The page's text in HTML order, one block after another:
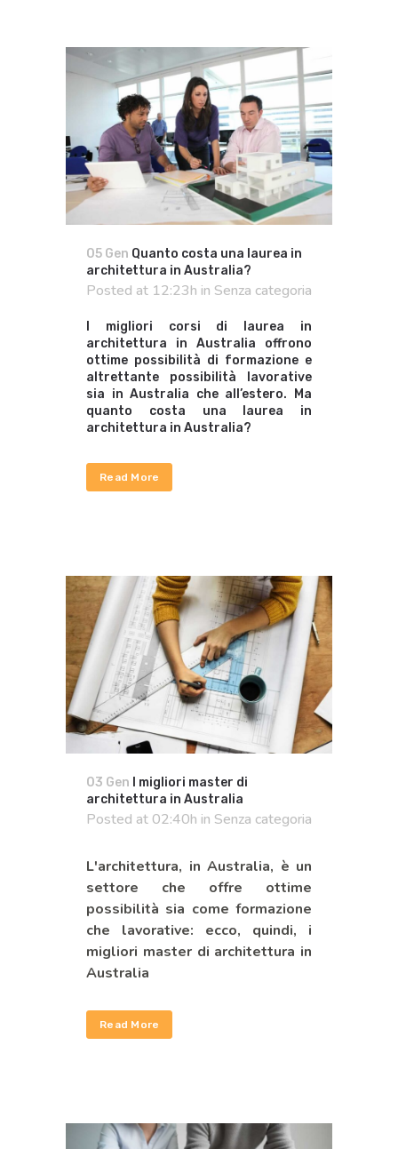
05 Gen Quanto costa una laurea in
architettura in Australia?
Posted at 12:23h in Senza categoria
I migliori corsi di laurea in
architettura in Australia offrono
ottime possibilità di formazione e
altrettante possibilità lavorative
sia in Australia che all’estero. Ma
quanto costa una laurea in
architettura in Australia?
Read More
03 Gen
I migliori master di
architettura in Australia
Posted at 02:40h in Senza categoria
L'architettura, in Australia, è un
settore che offre ottime
possibilità sia come formazione
che lavorative: ecco, quindi, i
migliori master di architettura in
Australia
Read More